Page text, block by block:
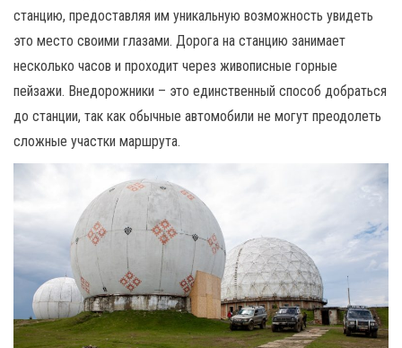
станцию, предоставляя им уникальную возможность увидеть
это место своими глазами. Дорога на станцию занимает
несколько часов и проходит через живописные горные
пейзажи. Внедорожники – это единственный способ добраться
до станции, так как обычные автомобили не могут преодолеть
сложные участки маршрута.